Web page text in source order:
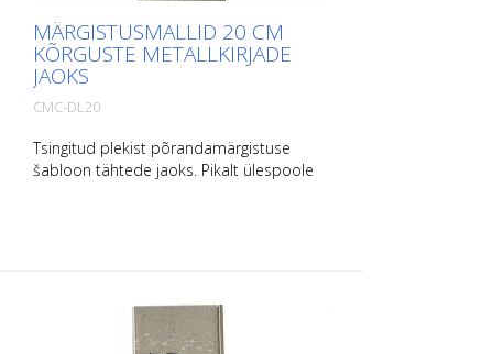
MÄRGISTUSMALLID 20 CM
KÕRGUSTE METALLKIRJADE
JAOKS
CMC-DL20
Tsingitud plekist põrandamärgistuse
šabloon tähtede jaoks. Pikalt ülespoole